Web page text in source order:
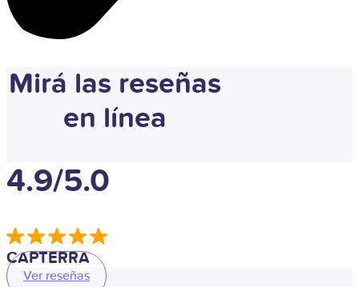
Mirá las reseñas
en línea
4.9/5.0
CAPTERRA
Ver reseñas